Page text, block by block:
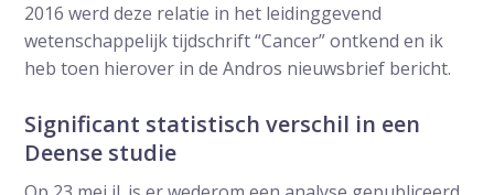
2016 werd deze relatie in het leidinggevend
wetenschappelijk tijdschrift “Cancer” ontkend en ik
heb toen hierover in de Andros nieuwsbrief bericht.
Significant statistisch verschil in een
Deense studie